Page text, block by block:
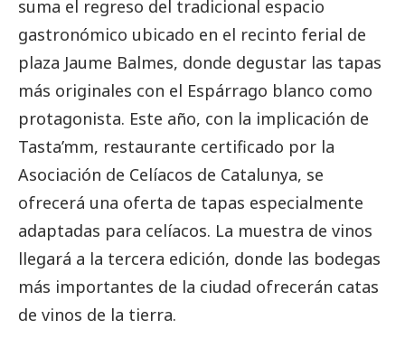
suma el regreso del tradicional espacio
gastronómico ubicado en el recinto ferial de
plaza Jaume Balmes, donde degustar las tapas
más originales con el Espárrago blanco como
protagonista. Este año, con la implicación de
Tasta’mm, restaurante certificado por la
Asociación de Celíacos de Catalunya, se
ofrecerá una oferta de tapas especialmente
adaptadas para celíacos. La muestra de vinos
llegará a la tercera edición, donde las bodegas
más importantes de la ciudad ofrecerán catas
de vinos de la tierra.